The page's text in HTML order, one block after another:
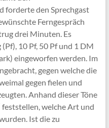
forderte den Sprechgast
Ferngespräch
drei Minuten. Es
10 Pf, 50 Pf und 1 DM
eingeworfen werden. Im
gegen welche die
gegen fielen und
Anhand dieser Töne
welche Art und
Ist die zu